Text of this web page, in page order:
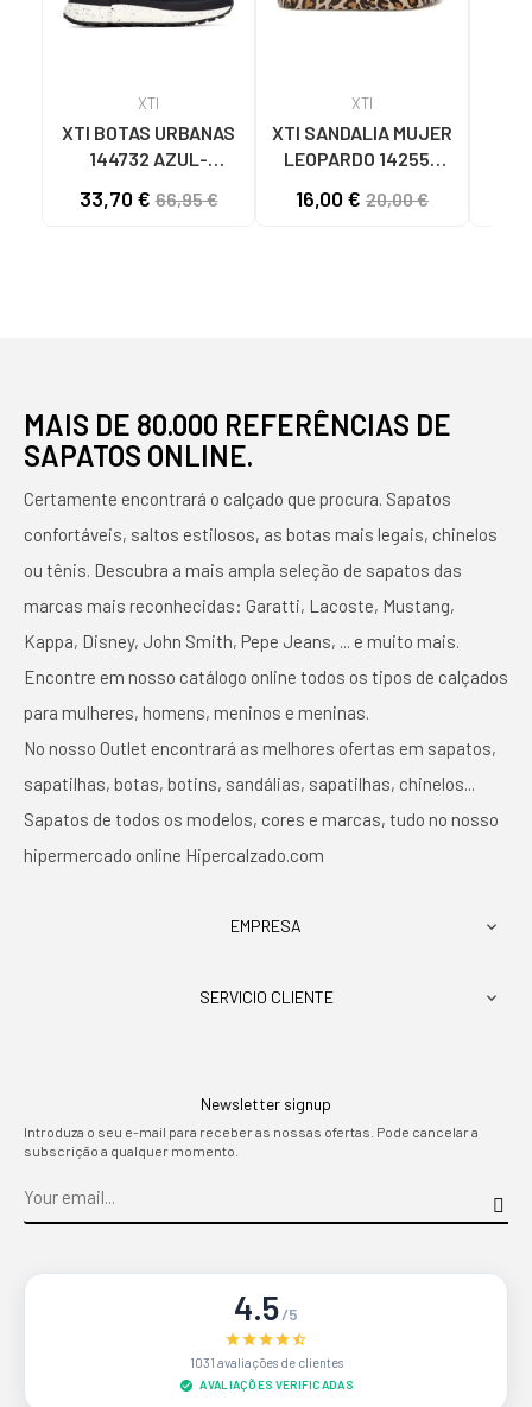
XTI
XTI BOTAS URBANAS
144732 AZUL-
33,70 €66,95 €
XTI
XTI SANDALIA MUJER
LEOPARDO 142550
16,00 € 20,00 €
MAIS DE 80.000 REFERÊNCIAS DE
SAPATOS ONLINE.
Certamente encontrará o calçado que procura. Sapatos
confortáveis, saltos estilosos, as botas mais legais, chinelos
ou tênis. Descubra a mais ampla seleção de sapatos das
marcas mais reconhecidas: Garatti, Lacoste, Mustang,
Kappa, Disney, John Smith, Pepe Jeans, ... e muito mais.
Encontre em nosso catálogo online todos os tipos de calçados
para mulheres, homens, meninos e meninas.
No nosso Outlet encontrará as melhores ofertas em sapatos,
sapatilhas, botas, botins, sandálias, sapatilhas, chinelos...
Sapatos de todos os modelos, cores e marcas, tudo no nosso
hipermercado online Hipercalzado.com
EMPRESA 
SERVICIO CLIENTE 
Newsletter signup
Introduza o seu e-mail para receber as nossas ofertas. Pode cancelar a
subscrição a qualquer momento.
4.5/5
1031 avaliações de clientes
AVALIAÇÕES VERIFICADAS